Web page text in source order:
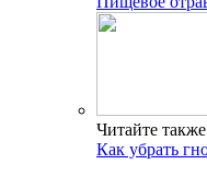
Читайте
Как убрать